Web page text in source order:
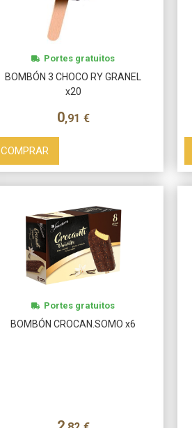
BOMBÓN 3 CHOCO RY GRANEL
x20
0,91 €
Portes gratuitos
COMPRAR
BOMBÓN CROCAN.SOMO x6
Portes gratuitos